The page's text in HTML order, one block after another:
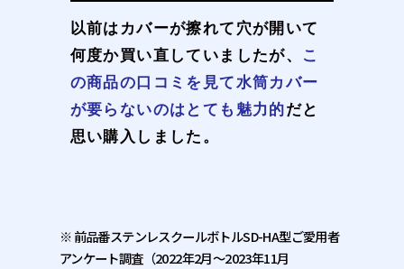
以前はカバーが擦れて穴が開いて
何度か買い直していましたが、 こ
の商品の口コミを見て水筒カバー
が要らないのはとても魅力的だと
思い購入しました。
※ 前品番ステンレスクールボトルSD-HA型ご愛用者
アンケート調査（2022年2月～2023年11月